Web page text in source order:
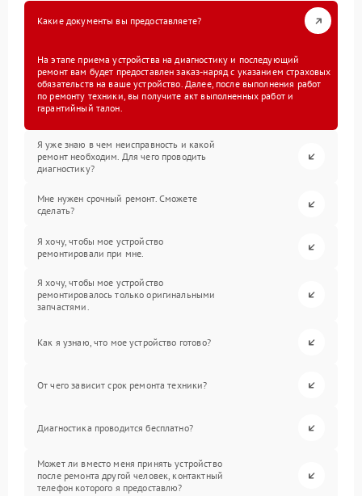
Какие документы вы предоставляете?
На этапе приема устройства на диагностику и последующий
ремонт вам будет предоставлен заказ-наряд с указанием страховых
обязательств на ваше устройство. Далее, после выполнения работ
по ремонту техники, вы получите акт выполненных работ и
гарантийный талон.
Я уже знаю в чем неисправность и какой
ремонт необходим. Для чего проводить
диагностику?
Мне нужен срочный ремонт. Сможете
сделать?
Я хочу, чтобы мое устройство
ремонтировали при мне.
Я хочу, чтобы мое устройство
ремонтировалось только оригинальными
запчастями.
Как я узнаю, что мое устройство готово?
От чего зависит срок ремонта техники?
Диагностика проводится бесплатно?
Может ли вместо меня принять устройство
после ремонта другой человек, контактный
телефон которого я предоставлю?